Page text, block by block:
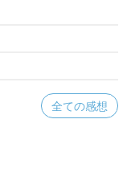
全ての感想